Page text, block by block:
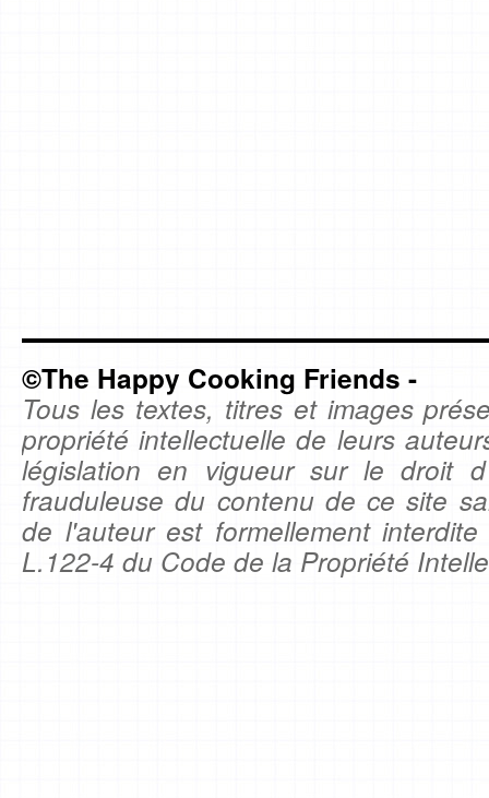
©The Happy Cooking Friends -
Tous les textes, titres et images
propriété intellectuelle de leurs
législation en vigueur sur le droit
frauduleuse du contenu de ce site
de l'auteur est formellement
L.122-4 du Code de la Propriété